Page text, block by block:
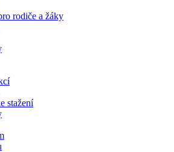
rodiče a žáky
stažení